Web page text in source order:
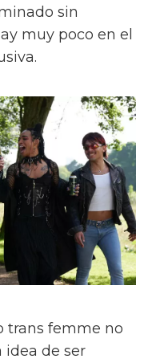
sin
muy poco en el
trans femme no
idea de ser